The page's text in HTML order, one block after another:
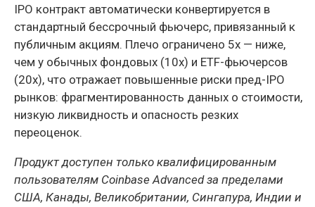
IPO контракт автоматически конвертируется в
стандартный бессрочный фьючерс, привязанный к
публичным акциям. Плечо ограничено 5x — ниже,
чем у обычных фондовых (10x) и ETF-фьючерсов
(20x), что отражает повышенные риски пред-IPO
рынков: фрагментированность данных о стоимости,
низкую ликвидность и опасность резких
переоценок.
Продукт доступен только квалифицированным
пользователям Coinbase Advanced за пределами
США, Канады, Великобритании, Сингапура, Индии и